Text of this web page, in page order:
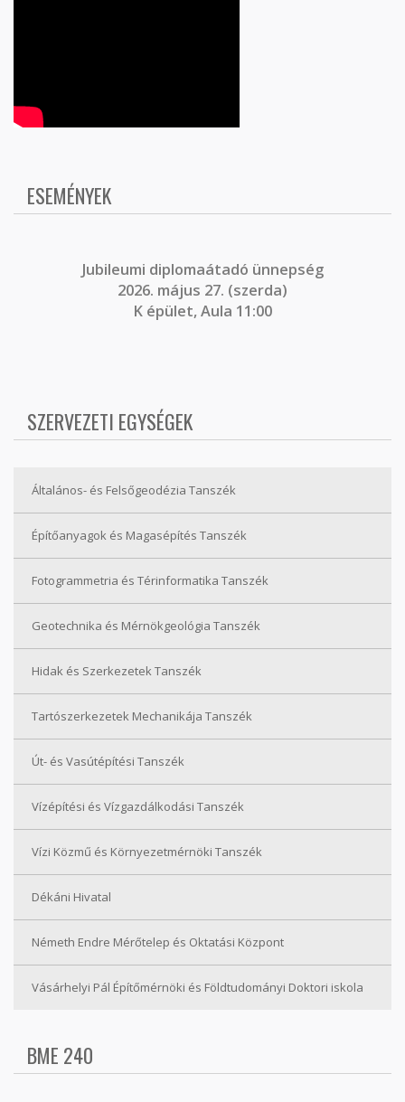
ESEMÉNYEK
Jubileumi diplomaátadó ünnepség
2026. május 27. (szerda)
K épület, Aula 11:00
SZERVEZETI EGYSÉGEK
Általános- és Felsőgeodézia Tanszék
Építőanyagok és Magasépítés Tanszék
Fotogrammetria és Térinformatika Tanszék
Geotechnika és Mérnökgeológia Tanszék
Hidak és Szerkezetek Tanszék
Tartószerkezetek Mechanikája Tanszék
Út- és Vasútépítési Tanszék
Vízépítési és Vízgazdálkodási Tanszék
Vízi Közmű és Környezetmérnöki Tanszék
Dékáni Hivatal
Németh Endre Mérőtelep és Oktatási Központ
Vásárhelyi Pál Építőmérnöki és Földtudományi Doktori iskola
BME 240